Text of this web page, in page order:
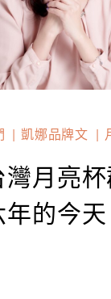
凱娜品牌文
月亮
的今天